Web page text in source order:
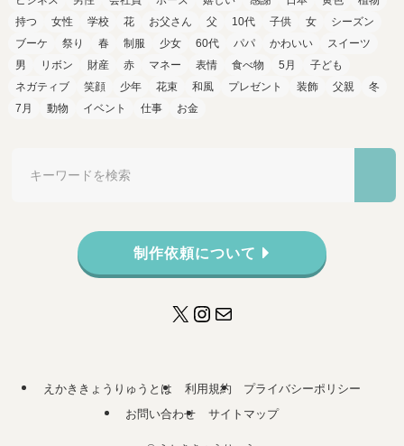
持つ
女性 学校 花 お父さん 父 10代 子供 女
シーズン
ブーケ
祭り 春 制服 少女 60代 パパ かわいい
スイーツ
男
リボン 財産 赤 マネー 表情 食べ物 5月
子ども
ネガティブ
笑顔 少年 花束 和風 プレゼント 装飾 父親
冬
7月
動物 イベント 仕事 お金
制作依頼について
X Instagram
メール
えかききょうりゅうとは 利用規約
プライバシーポリシー
お問い合わせ
サイトマップ